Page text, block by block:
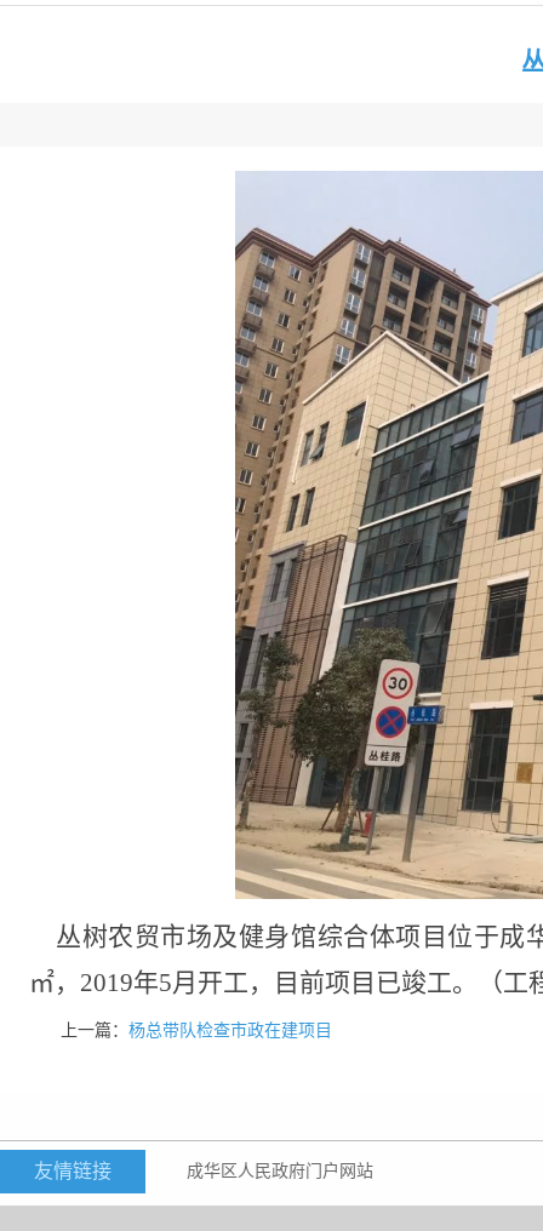
丛树农贸市场及健身馆综合体项目位于成
㎡， 2019年5月开工，目前项目已竣工。（工
上一篇： 杨总带队检查市政在建项目
友情链接 成华区人民政府门户网站